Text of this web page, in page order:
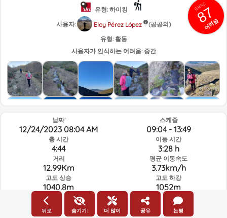
GRSIC
87
어려움
유형: 하이킹
사용자:
Eloy Pérez López
(공공의)
유형: 활동
사용자가 인식하는 어려움: 중간
날짜'
12/24/2023 08:04 AM
총 시간
4:44
거리
12.99Km
고도 상승
1040.8m
스케쥴
09:04 - 13:49
이동 시간
3:28 h
평균 이동속도
3.73km/h
고도 하강
1052m
루트의 그날과 선택된 시간의 날씨
뒤로 숨기기: 더 많이 공유 논평